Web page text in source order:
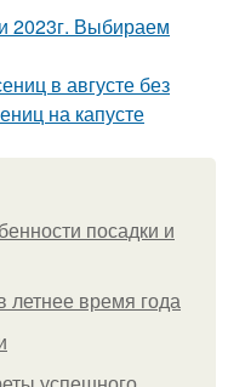
2023г. Выбираем
в августе без
на капусте
посадки и
летнее время года